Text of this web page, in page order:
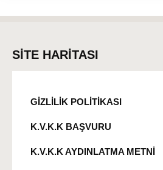
SİTE HARİTASI
GİZLİLİK POLİTİKASI
K.V.K.K BAŞVURU
K.V.K.K AYDINLATMA METNİ